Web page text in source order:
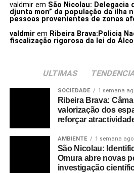
valdmirem São Nicolau: Delegacia
djunta mon” da população da ilha
pessoas provenientes de zonas
valdmirem Ribeira Brava:Policia
fiscalização rigorosa da lei do
ULTIMAS
SOCIEDADE 1 semana
Ribeira Brava:
valorização dos
reforçar
AMBIENTE 1 semana ago
São Nicolau:
Omura abre novas
investigação